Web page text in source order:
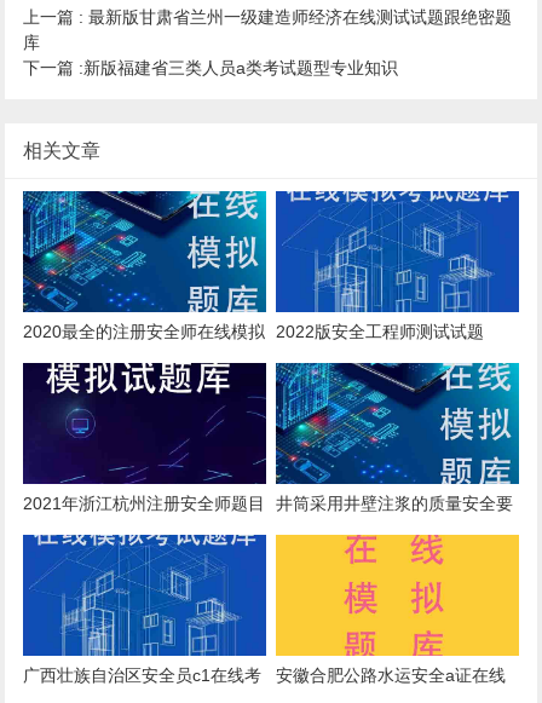
上一篇 : 最新版甘肃省兰州一级建造师经济在线测试试题跟绝密题
库
下一篇 :新版福建省三类人员a类考试题型专业知识
相关文章
2020最全的注册安全师在线模拟
考试模拟习题基础资料
2022版安全工程师测试试题
2021年浙江杭州注册安全师题目
井筒采用井壁注浆的质量安全要
求，正确的有()。
广西壮族自治区安全员c1在线考
安徽合肥公路水运安全a证在线